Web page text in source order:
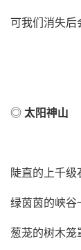
可我们消失后
◎ 太阳神山
陡直的上千级
绿茵茵的峡谷
葱茏的树木笼